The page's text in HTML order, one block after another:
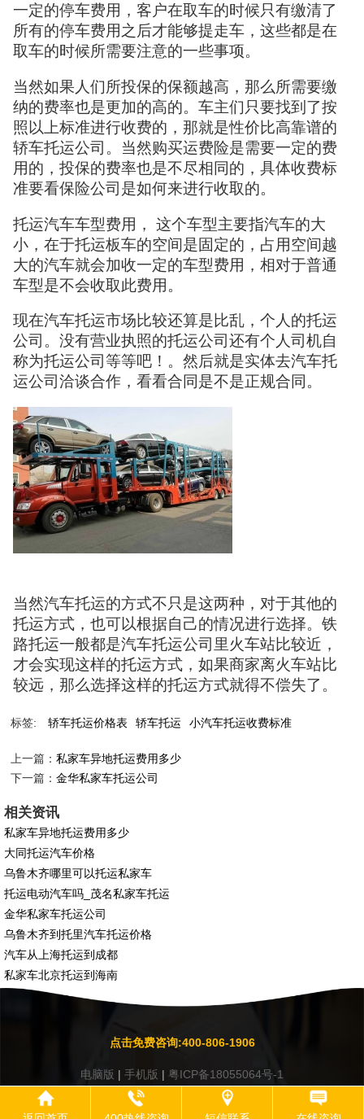
一定的停车费用，客户在取车的时候只有缴清了
所有的停车费用之后才能够提走车，这些都是在
取车的时候所需要注意的一些事项。
当然如果人们所投保的保额越高，那么所需要缴
纳的费率也是更加的高的。车主们只要找到了按
照以上标准进行收费的，那就是性价比高靠谱的
轿车托运公司。当然购买运费险是需要一定的费
用的，投保的费率也是不尽相同的，具体收费标
准要看保险公司是如何来进行收取的。
托运汽车车型费用， 这个车型主要指汽车的大
小，在于托运板车的空间是固定的，占用空间越
大的汽车就会加收一定的车型费用，相对于普通
车型是不会收取此费用。
现在汽车托运市场比较还算是比乱，个人的托运
公司。没有营业执照的托运公司还有个人司机自
称为托运公司等等吧！。然后就是实体去汽车托
运公司洽谈合作，看看合同是不是正规合同。
当然汽车托运的方式不只是这两种，对于其他的
托运方式，也可以根据自己的情况进行选择。铁
路托运一般都是汽车托运公司里火车站比较近，
才会实现这样的托运方式，如果商家离火车站比
较远，那么选择这样的托运方式就得不偿失了。
标签: 轿车托运价格表 轿车托运 小汽车托运收费标准
上一篇：私家车异地托运费用多少
下一篇：金华私家车托运公司
相关资讯
私家车异地托运费用多少
大同托运汽车价格
乌鲁木齐哪里可以托运私家车
托运电动汽车吗_茂名私家车托运
金华私家车托运公司
乌鲁木齐到托里汽车托运价格
汽车从上海托运到成都
私家车北京托运到海南
点击免费咨询:400-806-1906
电脑版 | 手机版 | 粤ICP备18055064号-1